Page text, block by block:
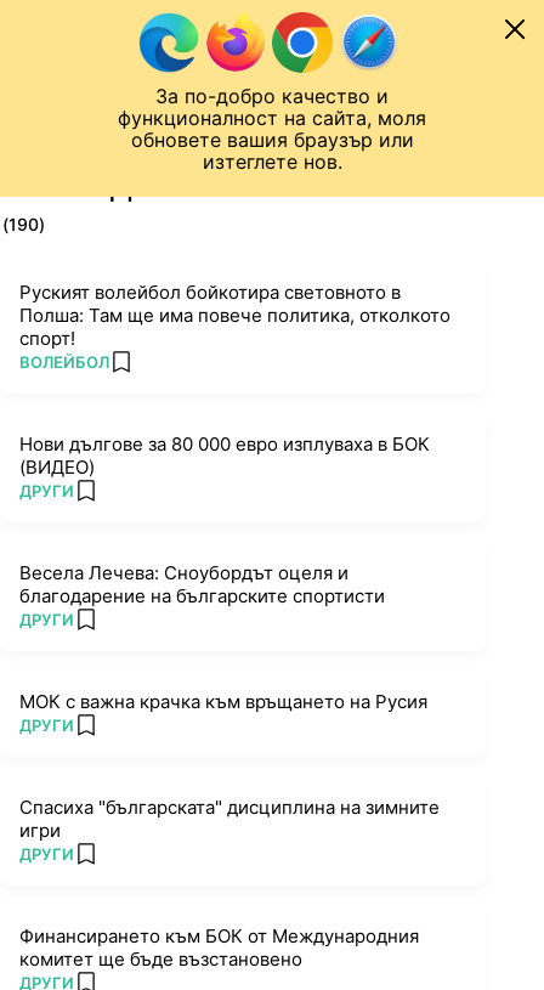
За по-добро качество и
функционалност на сайта, моля
обновете вашия браузър или
изтеглете нов.
Към съдържанието
Лига на Конференциите
(190)
Руският волейбол бойкотира световното в
Полша: Там ще има повече политика, отколкото
спорт!
ПОВЕЧЕ ОТ
ВОЛЕЙБОЛ add favorites
Нови дългове за 80 000 евро изплуваха в БОК
(ВИДЕО)
ПОВЕЧЕ ОТ
ДРУГИ add favorites
Весела Лечева: Сноубордът оцеля и
благодарение на българските спортисти
ПОВЕЧЕ ОТ
ДРУГИ add favorites
МОК с важна крачка към връщането на Русия
ПОВЕЧЕ ОТ
ДРУГИ add favorites
Спасиха "българската" дисциплина на зимните
игри
ПОВЕЧЕ ОТ
ДРУГИ add favorites
Финансирането към БОК от Международния
комитет ще бъде възстановено
ПОВЕЧЕ ОТ
ДРУГИ